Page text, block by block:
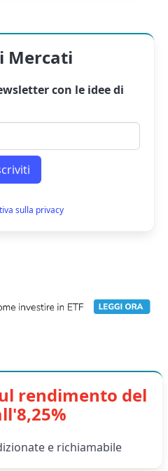
Mercati
con le idee di
sulla privacy
rendimento del
e richiamabile